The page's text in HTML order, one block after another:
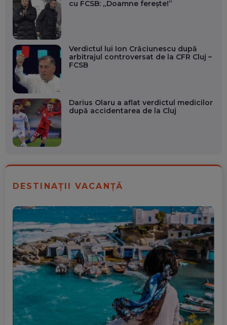
cu FCSB: „Doamne ferește!”
Verdictul lui Ion Crăciunescu după
arbitrajul controversat de la CFR Cluj –
FCSB
Darius Olaru a aflat verdictul medicilor
după accidentarea de la Cluj
DESTINAȚII VACANȚĂ